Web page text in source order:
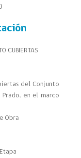
CUBIERTAS
del Conjunto
Prado, en el marco
Obra